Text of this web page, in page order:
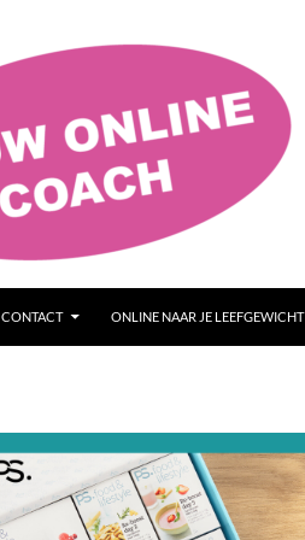
CONTACT ONLINE NAAR JE LEEFGEWICHT